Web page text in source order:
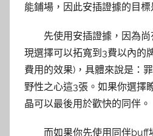
能鋪場，因此安插證據的目標
先使用安插證據，因為
現選擇可以拓寬到3費以內的
費用的效果)，具體來說是：
野性之心這3張。如果你選擇
晶可以最後用於歡快的同伴。
而如果你先使用同伴buff